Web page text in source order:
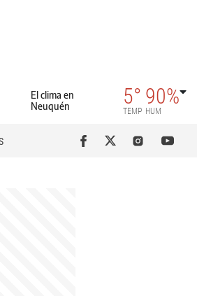
El clima en
Neuquén
5°
TEMP
90%
HUM